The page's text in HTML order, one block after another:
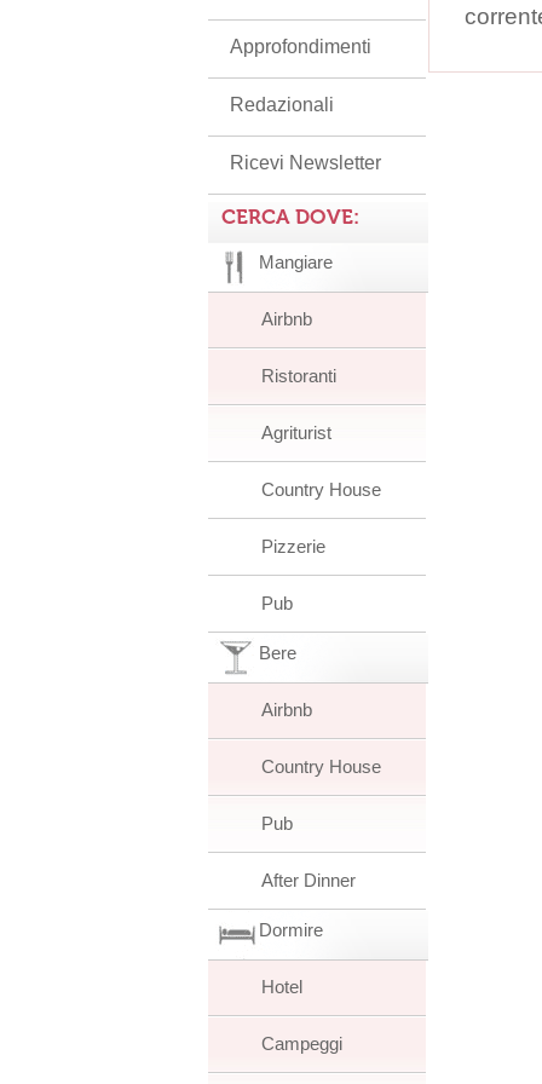
Approfondimenti
Redazionali
Ricevi Newsletter
CERCA DOVE:
Mangiare
Airbnb
Ristoranti
Agriturist
Country House
Pizzerie
Pub
Bere
Airbnb
Country House
Pub
After Dinner
Dormire
Hotel
Campeggi